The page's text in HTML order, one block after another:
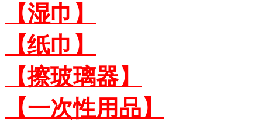
【湿巾】
【纸巾】
【擦玻璃器】
【一次性用品】